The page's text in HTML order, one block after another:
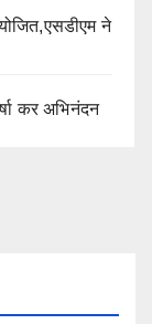
ने
कर अभिनंदन